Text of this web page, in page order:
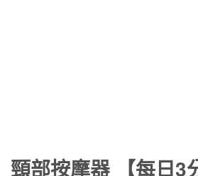
頸部按摩器 【每日3